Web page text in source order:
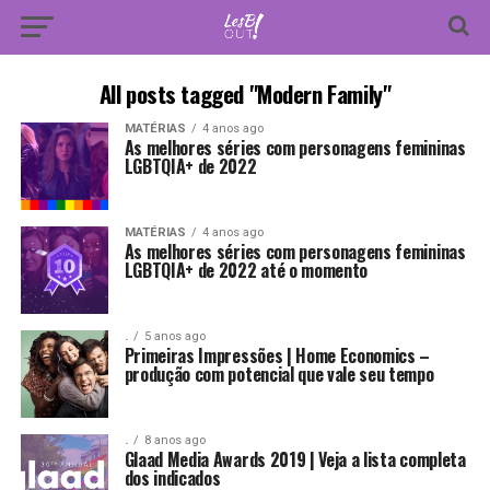
All posts tagged "Modern Family"
MATÉRIAS 4 anos ago
As melhores séries com personagens femininas
LGBTQIA+ de 2022
MATÉRIAS 4 anos ago
As melhores séries com personagens femininas
LGBTQIA+ de 2022 até o momento
. 5 anos ago
Primeiras Impressões | Home Economics –
produção com potencial que vale seu tempo
. 8 anos ago
Glaad Media Awards 2019 | Veja a lista completa
dos indicados